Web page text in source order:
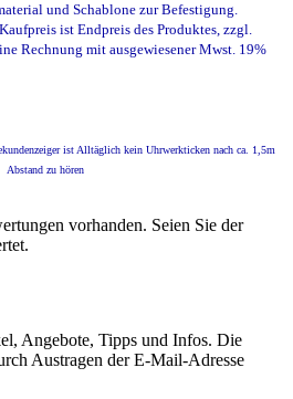
und Schablone zur Befestigung.
ist Endpreis des Produktes, zzgl.
Rechnung mit ausgewiesener Mwst. 19%
ist Alltäglich kein Uhrwerkticken nach ca. 1,5m
Abstand zu hören
vorhanden. Seien Sie der
Angebote, Tipps und Infos. Die
Austragen der E-Mail-Adresse